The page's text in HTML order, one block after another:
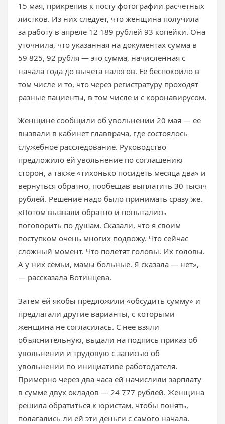
15 мая, прикрепив к посту фотографии расчетных
листков. Из них следует, что женщина получила
за работу в апреле 12 189 рублей 93 копейки. Она
уточнила, что указанная на документах сумма в
59 825, 92 рубля — это сумма, начисленная с
начала года до вычета налогов. Ее беспокоило в
том числе и то, что через регистратуру проходят
разные пациенты, в том числе и с коронавирусом.
Женщине сообщили об увольнении 20 мая — ее
вызвали в кабинет главврача, где состоялось
служебное расследование. Руководство
предложило ей увольнение по соглашению
сторон, а также «тихонько посидеть месяца два» и
вернуться обратно, пообещав выплатить 30 тысяч
рублей. Решение надо было принимать сразу же.
«Потом вызвали обратно и попытались
поговорить по душам. Сказали, что я своим
поступком очень многих подвожу. Что сейчас
сложный момент. Что полетят головы. Их головы.
А у них семьи, мамы больные. Я сказала — нет»,
— рассказала Вотинцева.
Затем ей якобы предложили «обсудить сумму» и
предлагали другие варианты, с которыми
женщина не согласилась. С нее взяли
объяснительную, выдали на подпись приказ об
увольнении и трудовую с записью об
увольнении по инициативе работодателя.
Примерно через два часа ей начислили зарплату
в сумме двух окладов — 24 777 рублей. Женщина
решила обратиться к юристам, чтобы понять,
полагались ли ей эти деньги с самого начала.